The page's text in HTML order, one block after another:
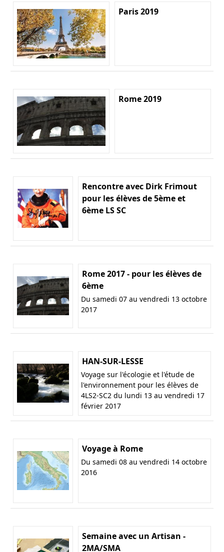
Paris 2019
Rome 2019
Rencontre avec Dirk Frimout
pour les élèves de 5ème et
6ème LS SC
Rome 2017 - pour les élèves de
6ème
Du samedi 07 au vendredi 13 octobre
2017
HAN-SUR-LESSE
Voyage sur l'écologie et l'étude de
l'environnement pour les élèves de
4LS2-SC2 du lundi 13 au vendredi 17
février 2017
Voyage à Rome
Du samedi 08 au vendredi 14 octobre
2016
Semaine avec un Artisan -
2MA/SMA